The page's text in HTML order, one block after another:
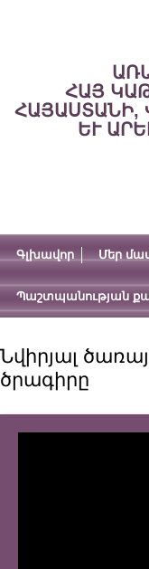
ՀԱՅ
ՀԱՅԱՍՏԱՆԻ,
ԵՒ
Գլխավոր Մեր
Պաշտպանության
Նվիրյալ
ծրագիրը